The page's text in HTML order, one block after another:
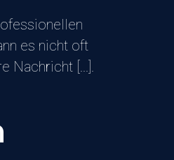
es nicht oft
Nachricht [...].